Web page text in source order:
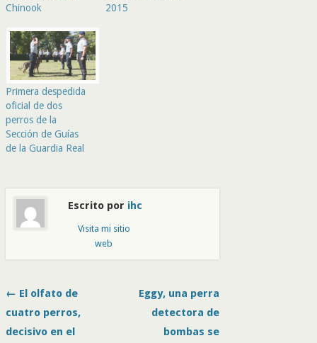
Chinook
2015
Primera despedida
oficial de dos
perros de la
Sección de Guías
de la Guardia Real
Escrito por ihc
Visita mi sitio
web
← El olfato de
cuatro perros,
decisivo en el
Eggy, una perra
detectora de
bombas se